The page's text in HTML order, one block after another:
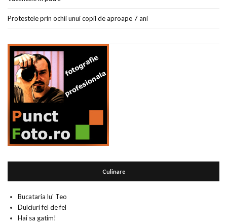
Protestele prin ochii unui copil de aproape 7 ani
Culinare
Bucataria lu' Teo
Dulciuri fel de fel
Hai sa gatim!